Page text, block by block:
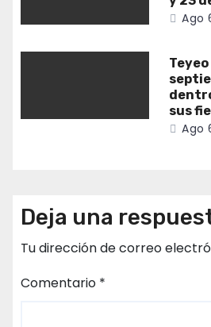
Ago
sus
Ago
Deja una
Tu dirección de correo
Comentario *